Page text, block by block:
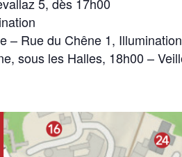
– Rue du Chêne 1, Illumination
sous les Halles, 18h00 –